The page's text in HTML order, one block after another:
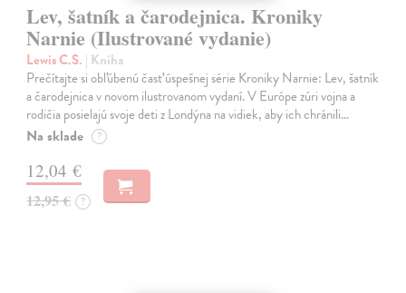
Lev, šatník a čarodejnica. Kroniky
Narnie (Ilustrované vydanie)
Lewis C.S. | Kniha
Prečítajte si obľúbenú časť úspešnej série Kroniky Narnie: Lev, šatník
a čarodejnica v novom ilustrovanom vydaní. V Európe zúri vojna a
rodičia posielajú svoje deti z Londýna na vidiek, aby ich chránili…
Na sklade ?
12,04 €
12,95 € ?